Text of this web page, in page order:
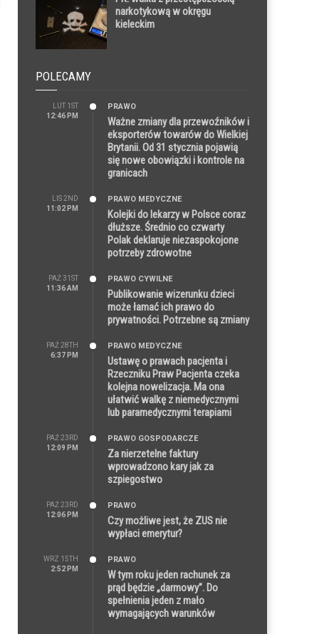
narkotykową w okręgu
kieleckim
POLECAMY
LUT 1ST
12:46 PM
PRAWO
Ważne zmiany dla przewoźników i
eksporterów towarów do Wielkiej
Brytanii. Od 31 stycznia pojawią
się nowe obowiązki i kontrole na
granicach
LIS 2ND
11:02 PM
PRAWO MEDYCZNE
Kolejki do lekarzy w Polsce coraz
dłuższe. Średnio co czwarty
Polak deklaruje niezaspokojone
potrzeby zdrowotne
PAŹ 31ST
11:36 AM
PRAWO CYWILNE
Publikowanie wizerunku dzieci
może łamać ich prawo do
prywatności. Potrzebne są zmiany
PAŹ 28TH
6:37 PM
PRAWO MEDYCZNE
Ustawę o prawach pacjenta i
Rzeczniku Praw Pacjenta czeka
kolejna nowelizacja. Ma ona
ułatwić walkę z niemedycznymi
lub paramedycznymi terapiami
PAŹ 23RD
12:09 PM
PRAWO GOSPODARCZE
Za nierzetelne faktury
wprowadzono kary jak za
szpiegostwo
PAŹ 23RD
12:06 PM
PRAWO
Czy możliwe jest, że ZUS nie
wypłaci emerytur?
WRZ 15TH
2:52 PM
PRAWO
W tym roku jeden rachunek za
prąd będzie „darmowy”. Do
spełnienia jeden z mało
wymagających warunków